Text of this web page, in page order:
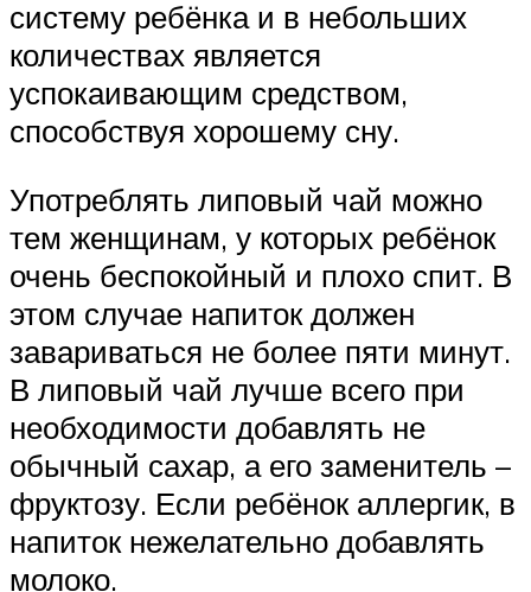
систему ребёнка и в небольших
количествах является
успокаивающим средством,
способствуя хорошему сну.
Употреблять липовый чай можно
тем женщинам, у которых ребёнок
очень беспокойный и плохо спит. В
этом случае напиток должен
завариваться не более пяти минут.
В липовый чай лучше всего при
необходимости добавлять не
обычный сахар, а его заменитель –
фруктозу. Если ребёнок аллергик, в
напиток нежелательно добавлять
молоко.